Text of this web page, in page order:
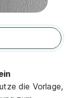
die Vorlage,